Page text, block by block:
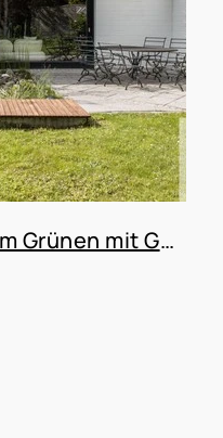
Zeitlose Architektur im Grünen mit Gestaltungsspielraum in WI-Auringen